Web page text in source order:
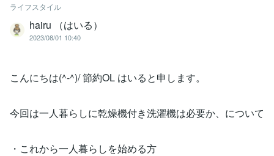
ライフスタイル
hairu （はいる）
2023/08/01 10:40
こんにちは(^-^)/ 節約OL はいると申します。
今回は一人暮らしに乾燥機付き洗濯機は必要か、について
・これから一人暮らしを始める方